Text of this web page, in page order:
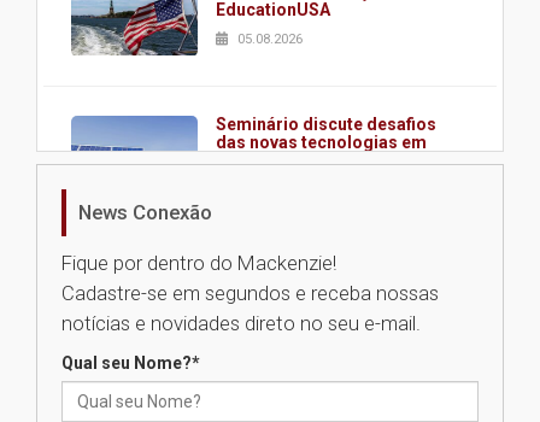
EducationUSA
05.08.2026
Seminário discute desafios
das novas tecnologias em
sistemas solares residenciais
Mackenzie recepciona os
calouros do segundo semestre
de 2026
News Conexão
Fique por dentro do Mackenzie!
Cadastre-se em segundos e receba nossas
notícias e novidades direto no seu e-mail.
Qual seu Nome?*